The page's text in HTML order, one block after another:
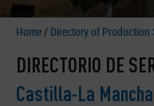
Home/ Directory of Production
DIRECTORIO DE
Castilla-La Mancha